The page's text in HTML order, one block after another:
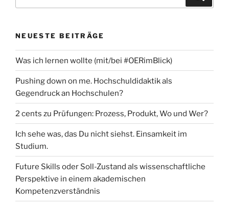
nach:
NEUESTE BEITRÄGE
Was ich lernen wollte (mit/bei #OERimBlick)
Pushing down on me. Hochschuldidaktik als
Gegendruck an Hochschulen?
2 cents zu Prüfungen: Prozess, Produkt, Wo und Wer?
Ich sehe was, das Du nicht siehst. Einsamkeit im
Studium.
Future Skills oder Soll-Zustand als wissenschaftliche
Perspektive in einem akademischen
Kompetenzverständnis